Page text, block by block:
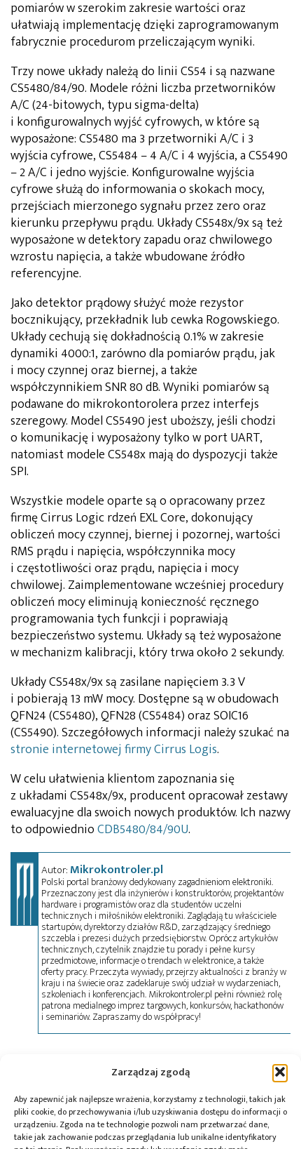
Zarządzaj zgodą
Aby zapewnić jak najlepsze wrażenia, korzystamy z technologii, takich jak
pliki cookie, do przechowywania i/lub uzyskiwania dostępu do informacji o
urządzeniu. Zgoda na te technologie pozwoli nam przetwarzać dane,
takie jak zachowanie podczas przeglądania lub unikalne identyfikatory
pomiarów w szerokim zakresie wartości oraz
ułatwiają implementację dzięki zaprogramowanym
fabrycznie procedurom przeliczającym wyniki.
Trzy nowe układy należą do linii CS54 i są nazwane
CS5480/84/90. Modele różni liczba przetworników
A/C (24-bitowych, typu sigma-delta)
i konfigurowalnych wyjść cyfrowych, w które są
wyposażone: CS5480 ma 3 przetworniki A/C i 3
wyjścia cyfrowe, CS5484 – 4 A/C i 4 wyjścia, a CS5490
– 2 A/C i jedno wyjście. Konfigurowalne wyjścia
cyfrowe służą do informowania o skokach mocy,
przejściach mierzonego sygnału przez zero oraz
kierunku przepływu prądu. Układy CS548x/9x są też
wyposażone w detektory zapadu oraz chwilowego
wzrostu napięcia, a także wbudowane źródło
referencyjne.
Jako detektor prądowy służyć może rezystor
bocznikujący, przekładnik lub cewka Rogowskiego.
Układy cechują się dokładnością 0.1% w zakresie
dynamiki 4000:1, zarówno dla pomiarów prądu, jak
i mocy czynnej oraz biernej, a także
współczynnikiem SNR 80 dB. Wyniki pomiarów są
podawane do mikrokontorolera przez interfejs
szeregowy. Model CS5490 jest uboższy, jeśli chodzi
o komunikację i wyposażony tylko w port UART,
natomiast modele CS548x mają do dyspozycji także
SPI.
Wszystkie modele oparte są o opracowany przez
firmę Cirrus Logic rdzeń EXL Core, dokonujący
obliczeń mocy czynnej, biernej i pozornej, wartości
RMS prądu i napięcia, współczynnika mocy
i częstotliwości oraz prądu, napięcia i mocy
chwilowej. Zaimplementowane wcześniej procedury
obliczeń mocy eliminują konieczność ręcznego
programowania tych funkcji i poprawiają
bezpieczeństwo systemu. Układy są też wyposażone
w mechanizm kalibracji, który trwa około 2 sekundy.
Układy CS548x/9x są zasilane napięciem 3.3 V
i pobierają 13 mW mocy. Dostępne są w obudowach
QFN24 (CS5480), QFN28 (CS5484) oraz SOIC16
(CS5490). Szczegółowych informacji należy szukać na
stronie internetowej firmy Cirrus Logis.
W celu ułatwienia klientom zapoznania się
z układami CS548x/9x, producent opracował zestawy
ewaluacyjne dla swoich nowych produktów. Ich nazwy
to odpowiednioCDB5480/84/90U.
Autor:Mikrokontroler.pl
Polski portal branżowy dedykowany zagadnieniom elektroniki.
Przeznaczony jest dla inżynierów i konstruktorów, projektantów
hardware i programistów oraz dla studentów uczelni
technicznych i miłośników elektroniki. Zaglądają tu właściciele
startupów, dyrektorzy działów R&D, zarządzający średniego
szczebla i prezesi dużych przedsiębiorstw. Oprócz artykułów
technicznych, czytelnik znajdzie tu porady i pełne kursy
przedmiotowe, informacje o trendach w elektronice, a także
oferty pracy. Przeczyta wywiady, przejrzy aktualności z branży w
kraju i na świecie oraz zadeklaruje swój udział w wydarzeniach,
szkoleniach i konferencjach. Mikrokontroler.pl pełni również rolę
patrona medialnego imprez targowych, konkursów, hackathonów
i seminariów. Zapraszamy do współpracy!
podzespoły
Przeczytaj również: